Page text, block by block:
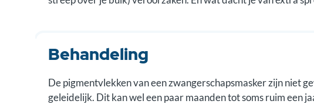
Behandeling
De pigmentvlekken van een zwangerschapsmasker zijn niet
geleidelijk. Dit kan wel een paar maanden tot soms ruim een